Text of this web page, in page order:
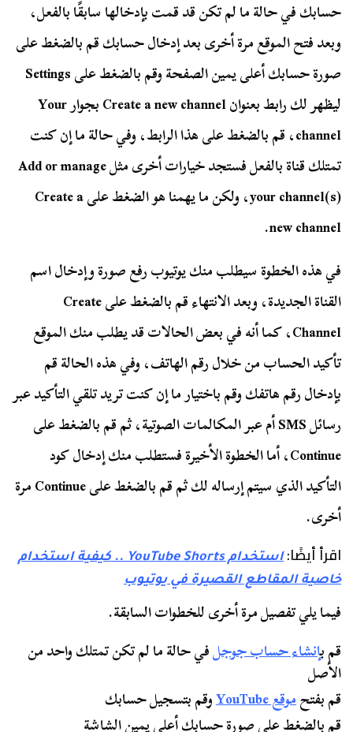
حسابك في حالة ما لم تكن قد قمت بإدخالها سابقًا بالفعل،
وبعد فتح الموقع مرة أخرى بعد إدخال حسابك قم بالضغط على
صورة حسابك أعلى يمين الصفحة وقم بالضغط على Settings
ليظهر لك رابط بعنوان Create a new channel بجوار Your
channel، قم بالضغط على هذا الرابط، وفي حالة ما إن كنت
تمتلك قناة بالفعل فستجد خيارات أخرى مثل Add or manage
your channel(s)، ولكن ما يهمنا هو الضغط على Create a
new channel.
في هذه الخطوة سيطلب منك يوتيوب رفع صورة وإدخال اسم
القناة الجديدة، وبعد الانتهاء قم بالضغط على Create
Channel، كما أنه في بعض الحالات قد يطلب منك الموقع
تأكيد الحساب من خلال رقم الهاتف، وفي هذه الحالة قم
بإدخال رقم هاتفك وقم باختيار ما إن كنت تريد تلقي التأكيد عبر
رسائل SMS أم عبر المكالمات الصوتية، ثم قم بالضغط على
Continue، أما الخطوة الأخيرة فستطلب منك إدخال كود
التأكيد الذي سيتم إرساله لك ثم قم بالضغط على Continue مرة
أخرى.
اقرأ أيضًا:
استخدام YouTube Shorts .. كيفية استخدام
خاصية المقاطع القصيرة في يوتيوب
فيما يلي تفصيل مرة أخرى للخطوات السابقة.
قم بإنشاء حساب جوجلفي حالة ما لم تكن تمتلك واحد من
الأصل
قم بفتحموقع YouTube
وقم بتسجيل حسابك
قم بالضغط على صورة حسابك أعلى يمين الشاشة